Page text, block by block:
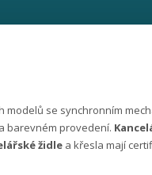
modelů se synchronním
barevném provedení.
židle a křesla mají